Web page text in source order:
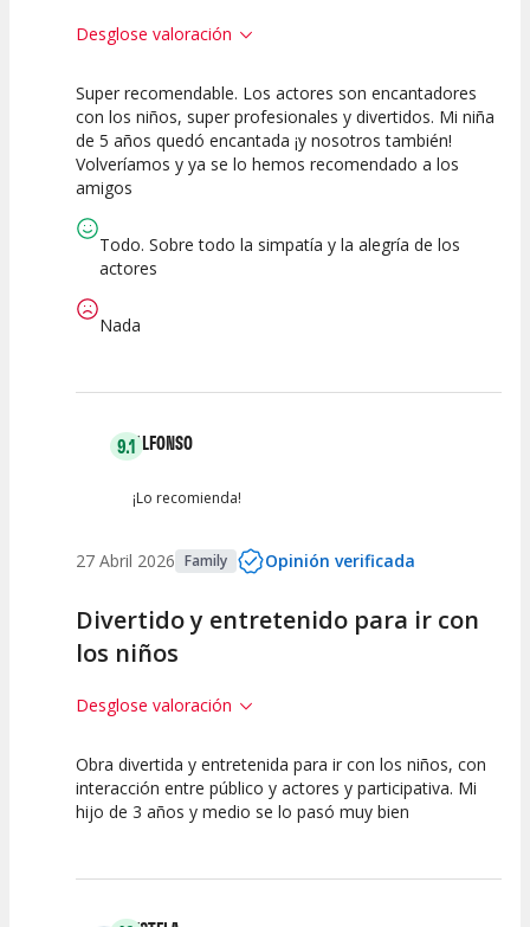
Desglose valoración
10
Calidad del
Espectáculo
10
Puesta en
Escena
10
Interpretación
artística
Super recomendable. Los actores son encantadores
con los niños, super profesionales y divertidos. Mi niña
de 5 años quedó encantada ¡y nosotros también!
Volveríamos y ya se lo hemos recomendado a los
amigos
Todo. Sobre todo la simpatía y la alegría de los
actores
Nada
9.1ALFONSO
¡Lo recomienda!
27 Abril 2026 Family Opinión verificada
Divertido y entretenido para ir con
los niños
Desglose valoración
10
Calidad del
7.5
Puesta en
10
Interpretación
Obra divertida y entretenida para ir con los niños, con
interacción entre público y actores y participativa. Mi
hijo de 3 años y medio se lo pasó muy bien